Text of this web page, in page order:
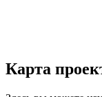
Карта